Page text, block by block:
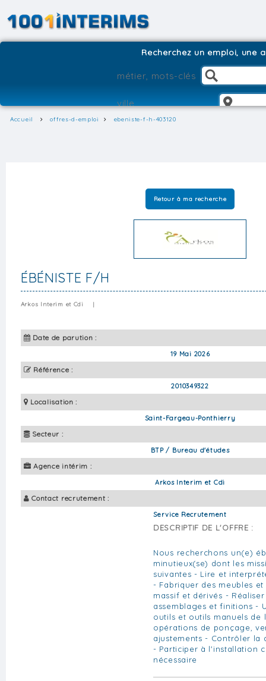
Recherchez un emploi, une
Accueil offres-d-emploi ebeniste-f-h-403120
Retour à ma recherche
ÉBÉNISTE F/H
Arkos Interim et Cdi |
Date de parution :
19 Mai 2026
Référence :
2010349322
Localisation :
Saint-Fargeau-Ponthierry
Secteur :
BTP / Bureau d'études
Agence intérim :
Arkos Interim et Cdi
Contact recrutement :
Service Recrutement
DESCRIPTIF DE L'OFFRE :
Nous recherchons un(e)
minutieux(se) dont les
suivantes - Lire et
- Fabriquer des meubles
massif et dérivés -
assemblages et finitions -
outils et outils manuels de
opérations de ponçage,
ajustements - Contrôler la
- Participer à l'installation
nécessaire